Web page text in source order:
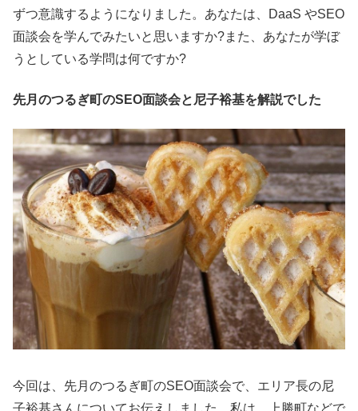
ずつ意識するようになりました。あなたは、DaaS やSEO
面談会を学んでみたいと思いますか?また、あなたが学ぼ
うとしている学問は何ですか?
先月のつるぎ町のSEO面談会と尼子裕基を解説でした
今回は、先月のつるぎ町のSEO面談会で、エリア長の尼
子裕基さんについてお伝えしました。私は、上勝町などで